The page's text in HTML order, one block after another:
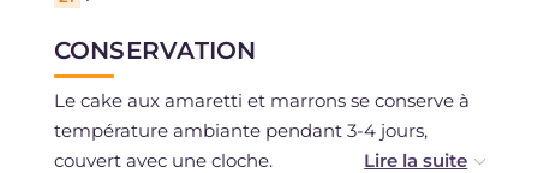
CONSERVATION
Le cake aux amaretti et marrons se conserve à
température ambiante pendant 3-4 jours,
couvert avec une cloche.